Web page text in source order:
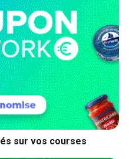
sur vos courses